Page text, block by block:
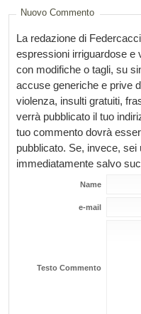
Nuovo Commento
La redazione di
espressioni irriguardose e
con modifiche o tagli, su
accuse generiche e prive
violenza, insulti gratuiti,
verrà pubblicato il tuo
tuo commento dovrà
pubblicato. Se, invece,
immediatamente salvo
Name
e-mail
Testo Commento